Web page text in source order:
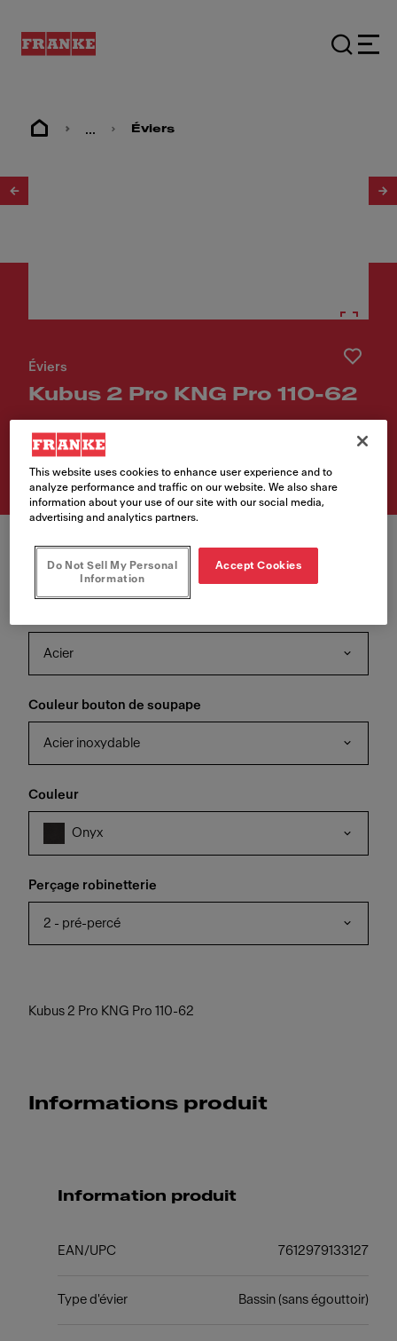
... Éviers
Éviers
Kubus 2 Pro KNG Pro 110-62
Numéro d'article
125.0747.712
Acier
Couleur bouton de soupape
Acier inoxydable
Couleur
Onyx
Perçage robinetterie
2 - pré-percé
Kubus 2 Pro KNG Pro 110-62
Informations produit
Information produit
EAN/UPC 7612979133127
Type d'évier Bassin (sans égouttoir)
This website uses cookies to enhance user experience and to
analyze performance and traffic on our website. We also share
information about your use of our site with our social media,
advertising and analytics partners.
Do Not Sell My Personal
Information
Accept Cookies